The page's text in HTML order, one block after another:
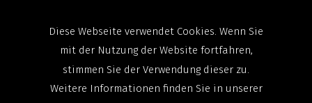
Vertriebsmitarbeiter haben uns in mehr als 12.000
Befragungen zurückgemeldet, dass sie um durchschnittlich 44
% (!) produktiver sein könnten, wenn sie die richtigen Tools,
mehr Unterstützung, bessere Informationen etc. erhalten
Diese Webseite verwendet Cookies. Wenn Sie
mit der Nutzung der Website fortfahren,
stimmen Sie der Verwendung dieser zu.
Weitere Informationen finden Sie in unserer